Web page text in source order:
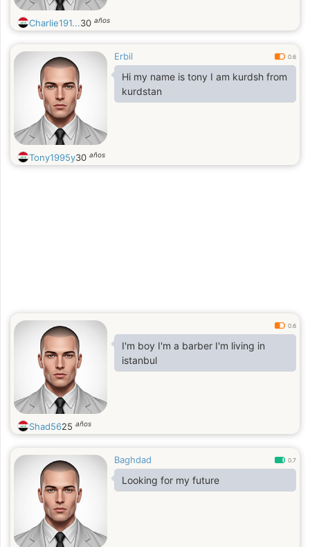
Charlie191...30 años
Erbil 0.6
Hi my name is tony I am kurdsh from
kurdstan
Tony1995y30 años
0.6
I'm boy I'm a barber I'm living in
istanbul
Shad5625 años
Baghdad 0.7
Looking for my future